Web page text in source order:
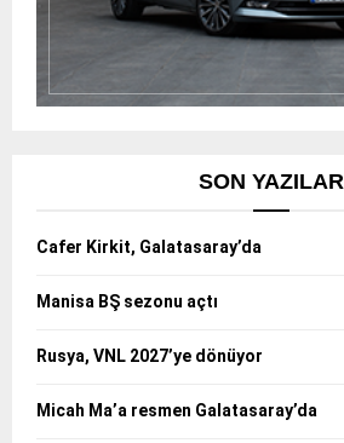
SON YAZILAR
Cafer Kirkit, Galatasaray’da
Manisa BŞ sezonu açtı
Rusya, VNL 2027’ye dönüyor
Micah Ma’a resmen Galatasaray’da